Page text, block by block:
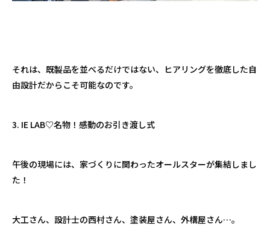
それは、既製品を並べるだけではない、ヒアリングを徹底した自
由設計だからこそ可能なのです。
3. IE LAB♡名物！感動のお引き渡し式
午後の現場には、家づくりに関わったオールスターが集結しまし
た！
大工さん、設計士の西村さん、塗装屋さん、外構屋さん…。